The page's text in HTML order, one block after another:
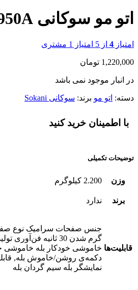
اتو مو سوکانی HS-950A
امتیاز 4 از 5 امتیاز 1 مشتری
1,220,000 تومان
در انبار موجود نمی باشد
دسته: اتو مو برند: سوکانی Sokani
با اطمینان خرید کنید
توضیحات تکمیلی
وزن 2.200 کیلوگرم
برند ندارد
قابلیت‌ها
جنس صفحات سرامیک نوع
گرم شدن 30 ثانیه
دکمه‌ی روشن/خاموش بله,
نمایشگر بله سیم گردان بله